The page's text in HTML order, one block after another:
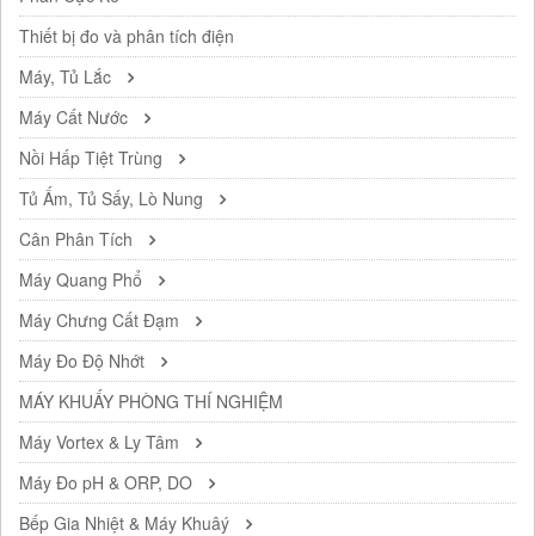
Thiết bị đo và phân tích điện
Máy, Tủ Lắc
Máy Cất Nước
Nồi Hấp Tiệt Trùng
Tủ Ấm, Tủ Sấy, Lò Nung
Cân Phân Tích
Máy Quang Phổ
Máy Chưng Cất Đạm
Máy Đo Độ Nhớt
MÁY KHUẤY PHÒNG THÍ NGHIỆM
Máy Vortex & Ly Tâm
Máy Đo pH & ORP, DO
Bếp Gia Nhiệt & Máy Khuâý